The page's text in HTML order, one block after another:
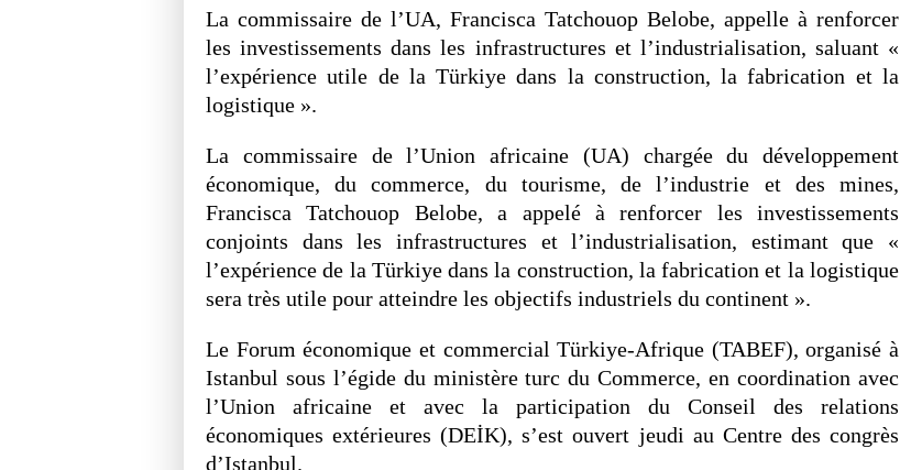
La commissaire de l’UA, Francisca Tatchouop Belobe, appelle à renforcer
les investissements dans les infrastructures et l’industrialisation, saluant «
l’expérience utile de la Türkiye dans la construction, la fabrication et la
logistique ».
La commissaire de l’Union africaine (UA) chargée du développement
économique, du commerce, du tourisme, de l’industrie et des mines,
Francisca Tatchouop Belobe, a appelé à renforcer les investissements
conjoints dans les infrastructures et l’industrialisation, estimant que «
l’expérience de la Türkiye dans la construction, la fabrication et la logistique
sera très utile pour atteindre les objectifs industriels du continent ».
Le Forum économique et commercial Türkiye-Afrique (TABEF), organisé à
Istanbul sous l’égide du ministère turc du Commerce, en coordination avec
l’Union africaine et avec la participation du Conseil des relations
économiques extérieures (DEİK), s’est ouvert jeudi au Centre des congrès
d’Istanbul.